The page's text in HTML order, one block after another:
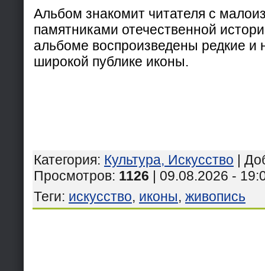
Альбом знакомит читателя с
памятниками отечественной
альбоме воспроизведены редкие и
широкой публике иконы.
Категория: Культура, Искусство |
Просмотров: 1126 | 09.08.2026 -
Теги: искусство, иконы, живопись